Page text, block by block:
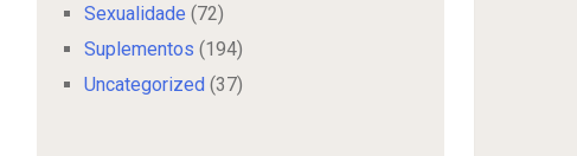
Sexualidade (72)
Suplementos (194)
Uncategorized (37)